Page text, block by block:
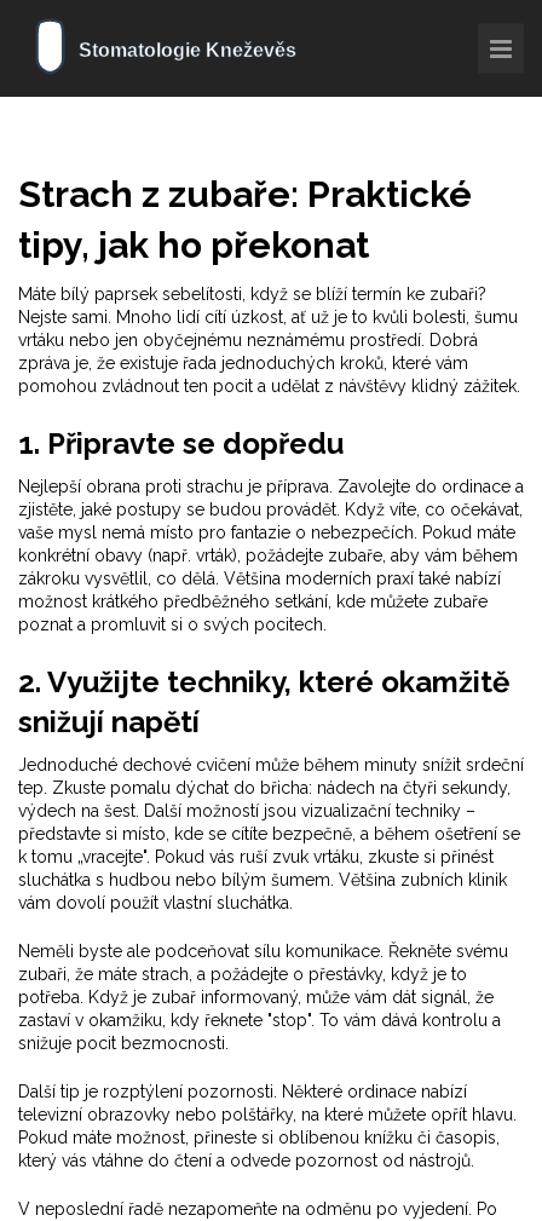
Strach z zubaře: Praktické
tipy, jak ho překonat
Máte bílý paprsek sebelítosti, když se blíží termín ke zubaři?
Nejste sami. Mnoho lidí cítí úzkost, ať už je to kvůli bolesti, šumu
vrtáku nebo jen obyčejnému neznámému prostředí. Dobrá
zpráva je, že existuje řada jednoduchých kroků, které vám
pomohou zvládnout ten pocit a udělat z návštěvy klidný zážitek.
1. Připravte se dopředu
Nejlepší obrana proti strachu je příprava. Zavolejte do ordinace a
zjistěte, jaké postupy se budou provádět. Když víte, co očekávat,
vaše mysl nemá místo pro fantazie o nebezpečích. Pokud máte
konkrétní obavy (např. vrták), požádejte zubaře, aby vám během
zákroku vysvětlil, co dělá. Většina moderních praxí také nabízí
možnost krátkého předběžného setkání, kde můžete zubaře
poznat a promluvit si o svých pocitech.
2. Využijte techniky, které okamžitě
snižují napětí
Jednoduché dechové cvičení může během minuty snížit srdeční
tep. Zkuste pomalu dýchat do břicha: nádech na čtyři sekundy,
výdech na šest. Další možností jsou vizualizační techniky –
představte si místo, kde se cítíte bezpečně, a během ošetření se
k tomu „vracejte". Pokud vás ruší zvuk vrtáku, zkuste si přinést
sluchátka s hudbou nebo bílým šumem. Většina zubních klinik
vám dovolí použít vlastní sluchátka.
Neměli byste ale podceňovat sílu komunikace. Řekněte svému
zubaři, že máte strach, a požádejte o přestávky, když je to
potřeba. Když je zubař informovaný, může vám dát signál, že
zastaví v okamžiku, kdy řeknete "stop". To vám dává kontrolu a
snižuje pocit bezmocnosti.
Další tip je rozptýlení pozornosti. Některé ordinace nabízí
televizní obrazovky nebo polštářky, na které můžete opřít hlavu.
Pokud máte možnost, přineste si oblíbenou knížku či časopis,
který vás vtáhne do čtení a odvede pozornost od nástrojů.
V neposlední řadě nezapomeňte na odměnu po vyjedení. Po